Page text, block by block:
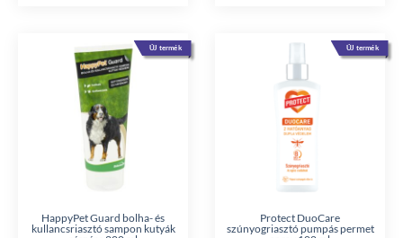
ÚJ termék
HappyPet Guard bolha- és
kullancsriasztó sampon kutyák
ÚJ termék
Protect DuoCare
szúnyogriasztó pumpás permet